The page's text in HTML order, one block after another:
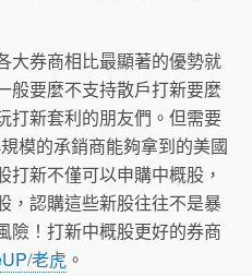
大券商相比最顯著的優勢就
般要麼不支持散戶打新要麼
打新套利的朋友們。但需要
模的承銷商能夠拿到的美國
新不僅可以申購中概股，
，認購這些新股往往不是暴
險！打新中概股更好的券商
老虎 。